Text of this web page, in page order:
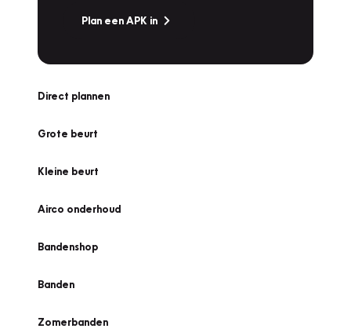
Plan een APK in
Direct plannen
Grote beurt
Kleine beurt
Airco onderhoud
Bandenshop
Banden
Zomerbanden